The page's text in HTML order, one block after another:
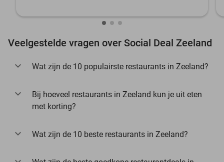
Veelgestelde vragen over Social Deal Zeeland
Wat zijn de 10 populairste restaurants in Zeeland?
Bij hoeveel restaurants in Zeeland kun je uit eten
met korting?
Wat zijn de 10 beste restaurants in Zeeland?